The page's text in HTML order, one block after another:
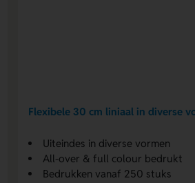
Flexibele 30 cm liniaal in diverse
Uiteindes in diverse vormen
All-over & full colour bedrukt
Bedrukken vanaf 250 stuks